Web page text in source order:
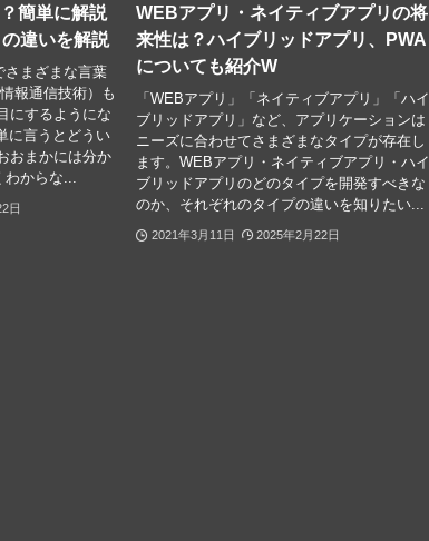
簡単に解説
違いを解説
さまざまな言葉
報通信技術）も
にするようにな
に言うとどうい
おまかには分か
からな...
日
WEBアプリ・ネイティブアプリの将
来性は？ハイブリッドアプリ、PWA
についても紹介W
「WEBアプリ」「ネイティブアプリ」「ハイ
ブリッドアプリ」など、アプリケーションは
ニーズに合わせてさまざまなタイプが存在し
ます。WEBアプリ・ネイティブアプリ・ハイ
ブリッドアプリのどのタイプを開発すべきな
のか、それぞれのタイプの違いを知りたい...
2021年3月11日 2025年2月22日